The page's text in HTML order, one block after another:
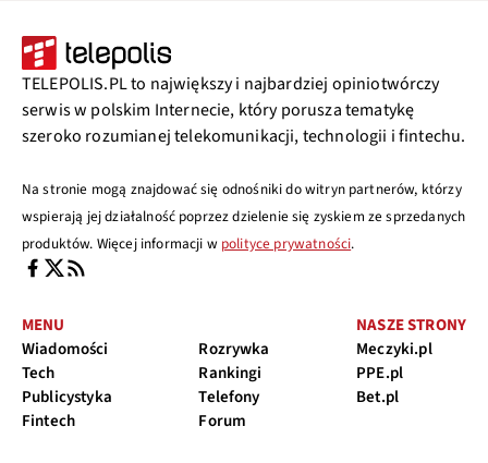
TELEPOLIS.PL to największy i najbardziej opiniotwórczy
serwis w polskim Internecie, który porusza tematykę
szeroko rozumianej telekomunikacji, technologii i fintechu.
Na stronie mogą znajdować się odnośniki do witryn partnerów, którzy
wspierają jej działalność poprzez dzielenie się zyskiem ze sprzedanych
produktów. Więcej informacji w polityce prywatności.
MENU
Wiadomości
Tech
Publicystyka
Fintech
Rozrywka
Rankingi
Telefony
Forum
NASZE STRONY
Meczyki.pl
PPE.pl
Bet.pl